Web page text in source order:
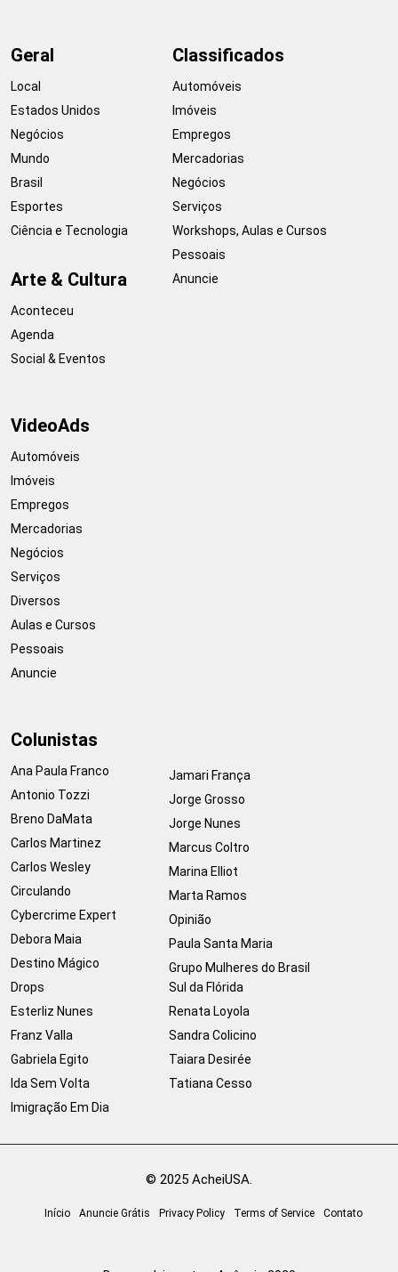
Geral
Local
Estados Unidos
Negócios
Mundo
Brasil
Esportes
Ciência e Tecnologia
Arte & Cultura
Aconteceu
Agenda
Social & Eventos
Classificados
Automóveis
Imóveis
Empregos
Mercadorias
Negócios
Serviços
Workshops, Aulas e Cursos
Pessoais
Anuncie
VideoAds
Automóveis
Imóveis
Empregos
Mercadorias
Negócios
Serviços
Diversos
Aulas e Cursos
Pessoais
Anuncie
Colunistas
Ana Paula Franco
Antonio Tozzi
Breno DaMata
Carlos Martinez
Carlos Wesley
Circulando
Cybercrime Expert
Debora Maia
Destino Mágico
Drops
Esterliz Nunes
Franz Valla
Gabriela Egito
Ida Sem Volta
Imigração Em Dia
Jamari França
Jorge Grosso
Jorge Nunes
Marcus Coltro
Marina Elliot
Marta Ramos
Opinião
Paula Santa Maria
Grupo Mulheres do Brasil
Sul da Flórida
Renata Loyola
Sandra Colicino
Taiara Desirée
Tatiana Cesso
© 2025 AcheiUSA.
Início Anuncie Grátis Privacy Policy Terms of Service Contato